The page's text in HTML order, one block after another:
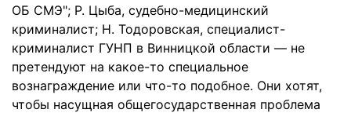
ОБ СМЭ"; Р. Цыба, судебно-медицинский
криминалист; Н. Тодоровская, специалист-
криминалист ГУНП в Винницкой области — не
претендуют на какое-то специальное
вознаграждение или что-то подобное. Они хотят,
чтобы насущная общегосударственная проблема